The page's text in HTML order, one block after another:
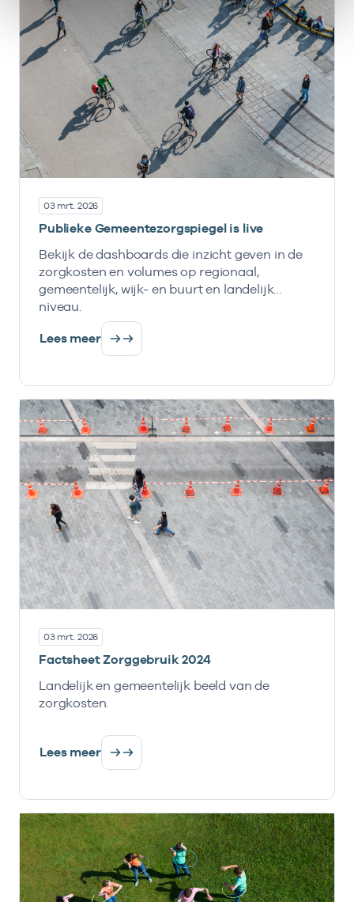
03 mrt. 2026
Publieke Gemeentezorgspiegel is live
Bekijk de dashboards die inzicht geven in de
zorgkosten en volumes op regionaal,
gemeentelijk, wijk- en buurt en landelijk
niveau.
Lees meer
03 mrt. 2026
Factsheet Zorggebruik 2024
Landelijk en gemeentelijk beeld van de
zorgkosten.
Lees meer